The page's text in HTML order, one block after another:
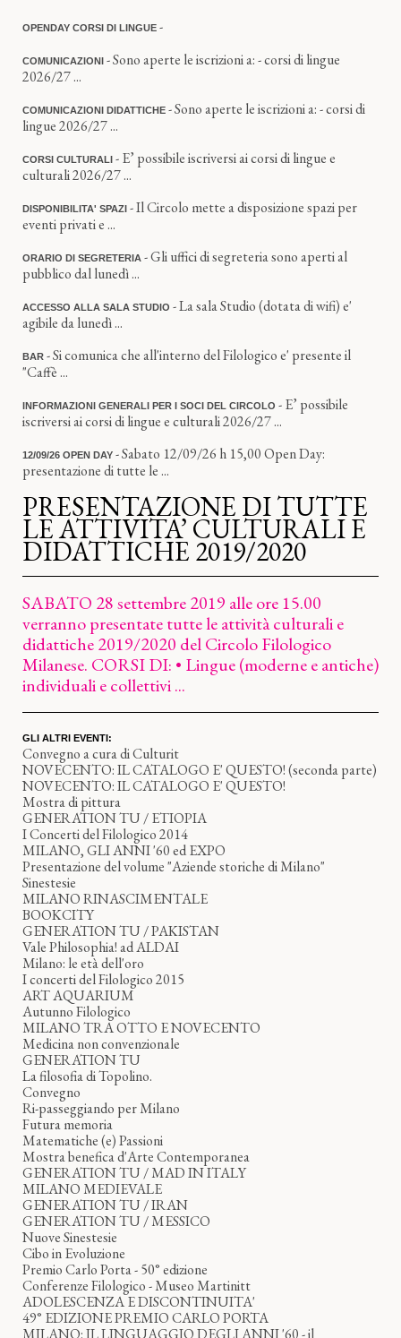
OPENDAY CORSI DI LINGUE -
COMUNICAZIONI - Sono aperte le iscrizioni a: - corsi di lingue
2026/27 ...
COMUNICAZIONI DIDATTICHE - Sono aperte le iscrizioni a: - corsi di
lingue 2026/27 ...
CORSI CULTURALI - E’ possibile iscriversi ai corsi di lingue e
culturali 2026/27 ...
DISPONIBILITA' SPAZI - Il Circolo mette a disposizione spazi per
eventi privati e ...
ORARIO DI SEGRETERIA - Gli uffici di segreteria sono aperti al
pubblico dal lunedì ...
ACCESSO ALLA SALA STUDIO - La sala Studio (dotata di wifi) e'
agibile da lunedì ...
BAR - Si comunica che all'interno del Filologico e' presente il
"Caffè ...
INFORMAZIONI GENERALI PER I SOCI DEL CIRCOLO - E’ possibile
iscriversi ai corsi di lingue e culturali 2026/27 ...
12/09/26 OPEN DAY - Sabato 12/09/26 h 15,00 Open Day:
presentazione di tutte le ...
PRESENTAZIONE DI TUTTE
LE ATTIVITA’ CULTURALI E
DIDATTICHE 2019/2020
SABATO 28 settembre 2019 alle ore 15.00
verranno presentate tutte le attività culturali e
didattiche 2019/2020 del Circolo Filologico
Milanese. CORSI DI: • Lingue (moderne e antiche)
individuali e collettivi ...
GLI ALTRI EVENTI:
Convegno a cura di Culturit
NOVECENTO: IL CATALOGO E' QUESTO! (seconda parte)
NOVECENTO: IL CATALOGO E' QUESTO!
Mostra di pittura
GENERATION TU / ETIOPIA
I Concerti del Filologico 2014
MILANO, GLI ANNI '60 ed EXPO
Presentazione del volume "Aziende storiche di Milano"
Sinestesie
MILANO RINASCIMENTALE
BOOKCITY
GENERATION TU / PAKISTAN
Vale Philosophia! ad ALDAI
Milano: le età dell'oro
I concerti del Filologico 2015
ART AQUARIUM
Autunno Filologico
MILANO TRA OTTO E NOVECENTO
Medicina non convenzionale
GENERATION TU
La filosofia di Topolino.
Convegno
Ri-passeggiando per Milano
Futura memoria
Matematiche (e) Passioni
Mostra benefica d'Arte Contemporanea
GENERATION TU / MAD IN ITALY
MILANO MEDIEVALE
GENERATION TU / IRAN
GENERATION TU / MESSICO
Nuove Sinestesie
Cibo in Evoluzione
Premio Carlo Porta - 50° edizione
Conferenze Filologico - Museo Martinitt
ADOLESCENZA E DISCONTINUITA'
49° EDIZIONE PREMIO CARLO PORTA
MILANO: IL LINGUAGGIO DEGLI ANNI '60 - il